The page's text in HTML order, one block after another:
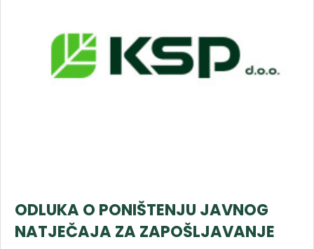
ODLUKA O PONIŠTENJU JAVNOG
NATJEČAJA ZA ZAPOŠLJAVANJE